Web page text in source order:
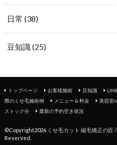
日常 (38)
豆知識(25)
トップページ お客様施術 豆知識
際のくせ毛施術例
メニュー & 料金
美容室
ストック分
最新の予約空き状況
©Copyright2026 くせ毛カット 縮毛矯正の匠
Reserved.